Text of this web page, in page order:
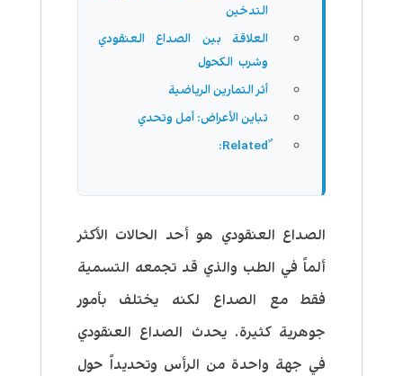
التدخين
العلاقة بين الصداع العنقودي
وشرب الكحول
أثر التمارين الرياضية
تباين الأعراض: أمل وتحدي
ٌRelated:
الصداع العنقودي هو أحد الحالات الأكثر
ألماً في الطب والذي قد تجمعه التسمية
فقط مع الصداع لكنه يختلف بأمور
جوهرية كثيرة. يحدث الصداع العنقودي
في جهة واحدة من الرأس وتحديداً حول